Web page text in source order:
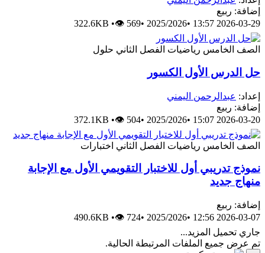
ربيع
2026-03-29
•
2025/2026
•
322.6KB •👁 569
الخامس رياضيات الفصل الثاني حلول
الدرس الأول الكسور
عبدالرحمن اليمني
ربيع
2026-03-20
•
2025/2026
•
372.1KB •👁 504
الخامس رياضيات الفصل الثاني اختبارات
تدريبي أول للاختبار التقويمي الأول مع الإجابة
جديد
ربيع
2026-03-07
•
2025/2026
•
490.6KB •👁 724
تحميل المزيد...
عرض جميع الملفات المرتبطة الحالية.